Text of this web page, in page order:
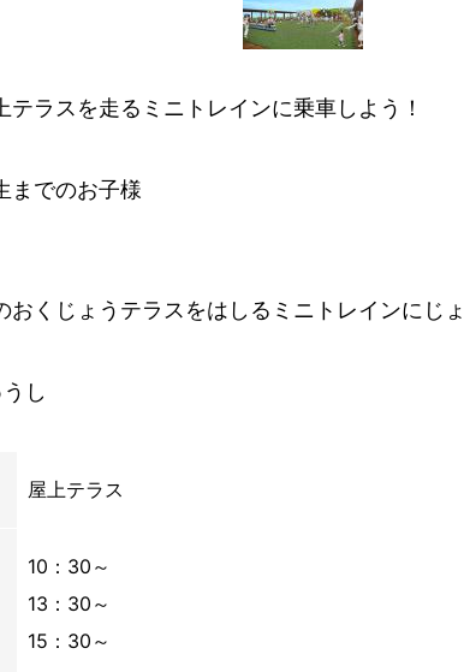
テラスを走るミニトレインに乗車しよう！
までのお子様
おくじょうテラスをはしるミニトレインにじ
し
屋上テラス
10：30～
13：30～
15：30～